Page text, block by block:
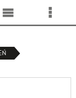
Menu
Menu